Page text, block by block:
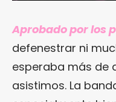
Aprobado por los
defenestrar ni
esperaba más de
asistimos. La